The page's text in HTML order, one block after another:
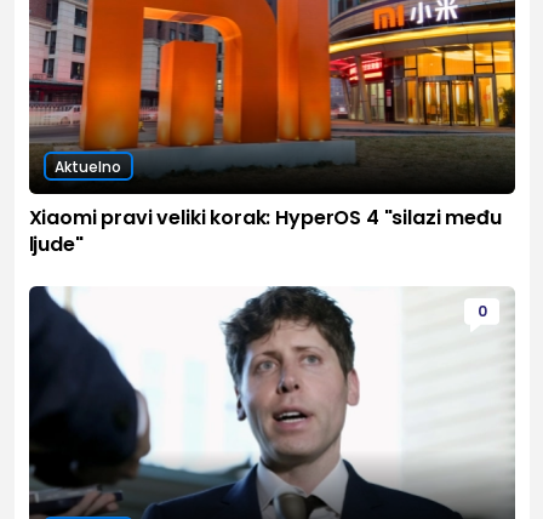
Aktuelno
Xiaomi pravi veliki korak: HyperOS 4 "silazi među
ljude"
0